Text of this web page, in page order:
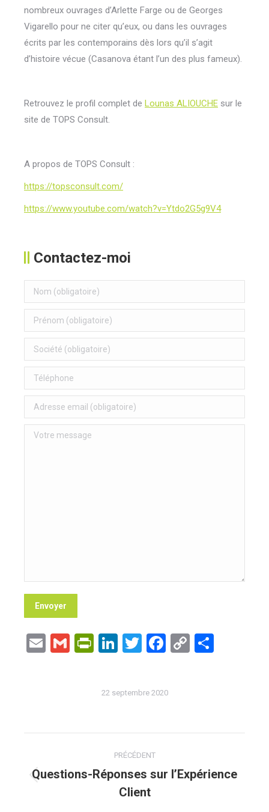
nombreux ouvrages d’Arlette Farge ou de Georges
Vigarello pour ne citer qu’eux, ou dans les ouvrages
écrits par les contemporains dès lors qu’il s’agit
d’histoire vécue (Casanova étant l’un des plus fameux).
Retrouvez le profil complet de Lounas ALIOUCHE sur le
site de TOPS Consult.
A propos de TOPS Consult :
https://topsconsult.com/
https://www.youtube.com/watch?v=Ytdo2G5g9V4
Contactez-moi
EmailGmailPrintFriendly
LinkedIn
Twitter
Facebook
Copy
22 septembre 2020
Navigation
article
PRÉCÉDENT
précédent
Questions-Réponses sur l’Expérience
Client